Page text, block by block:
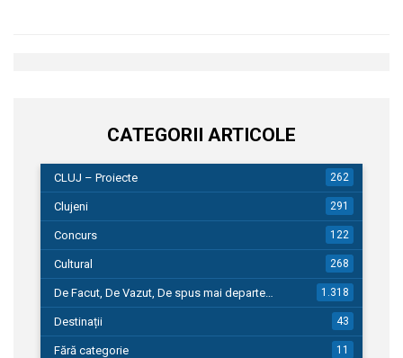
CATEGORII ARTICOLE
CLUJ – Proiecte 262
Clujeni 291
Concurs 122
Cultural 268
De Facut, De Vazut, De spus mai departe… 1.318
Destinații 43
Fără categorie 11